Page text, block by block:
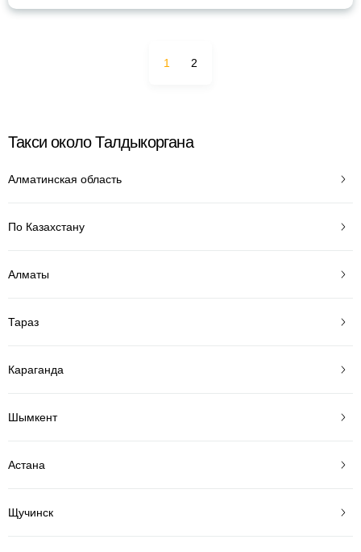
1 2
Такси около Талдыкоргана
Алматинская область
По Казахстану
Алматы
Тараз
Караганда
Шымкент
Астана
Щучинск